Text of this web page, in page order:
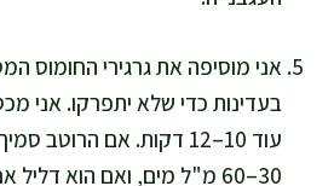
אני מוסיפה את גרגירי החומוס
בעדינות כדי שלא יתפרקו. אני
עוד 10–12 דקות. אם
30–60 מ"ל מים, ואם הוא